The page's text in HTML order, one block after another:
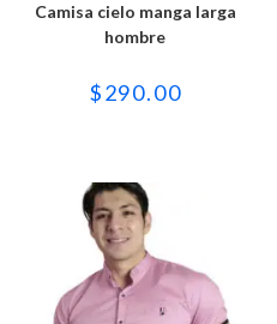
múltiples
variantes.
se
pueden
de
producto
Camisa cielo manga larga
hombre
$290.00